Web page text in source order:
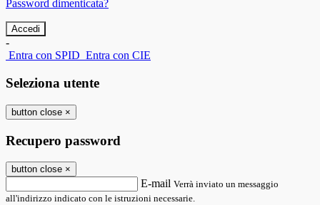
Password dimenticata?
-
Entra con SPID Entra con CIE
Seleziona utente
button close ×
Recupero password
button close ×
E-mail Verrà inviato un messaggio
all'indirizzo indicato con le istruzioni necessarie.